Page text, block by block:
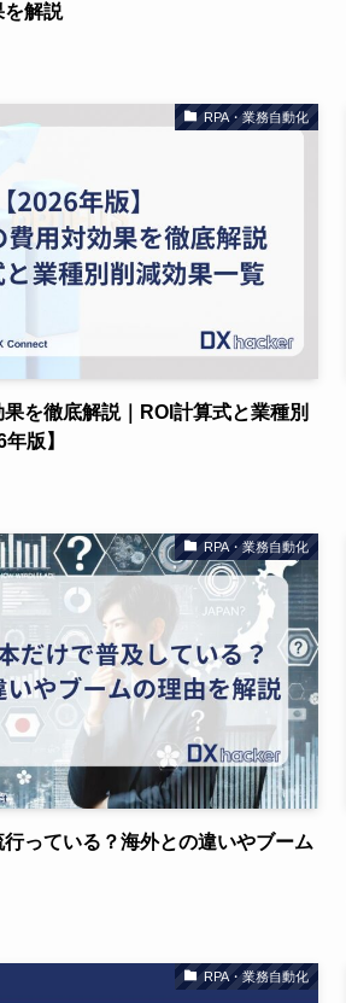
を解説
RPA・業務自動化
を徹底解説｜ROI計算式と業種別
版】
RPA・業務自動化
っている？海外との違いやブーム
RPA・業務自動化